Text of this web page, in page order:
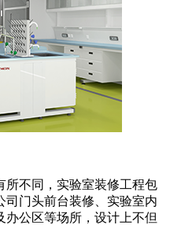
所不同，实验室装修工程包
司门头前台装修、实验室内
公区等场所，设计上不但